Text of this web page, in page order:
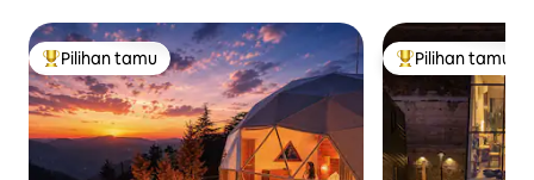
Pilihan tamu terpopuler
Pilihan tamu Pilihan tamu
Pilihan tamu